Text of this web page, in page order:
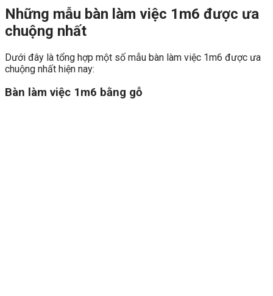
Những mẫu bàn làm việc 1m6 được ưa
chuộng nhất
Dưới đây là tổng hợp một số mẫu bàn làm việc 1m6 được ưa
chuộng nhất hiện nay:
Bàn làm việc 1m6 bằng gỗ